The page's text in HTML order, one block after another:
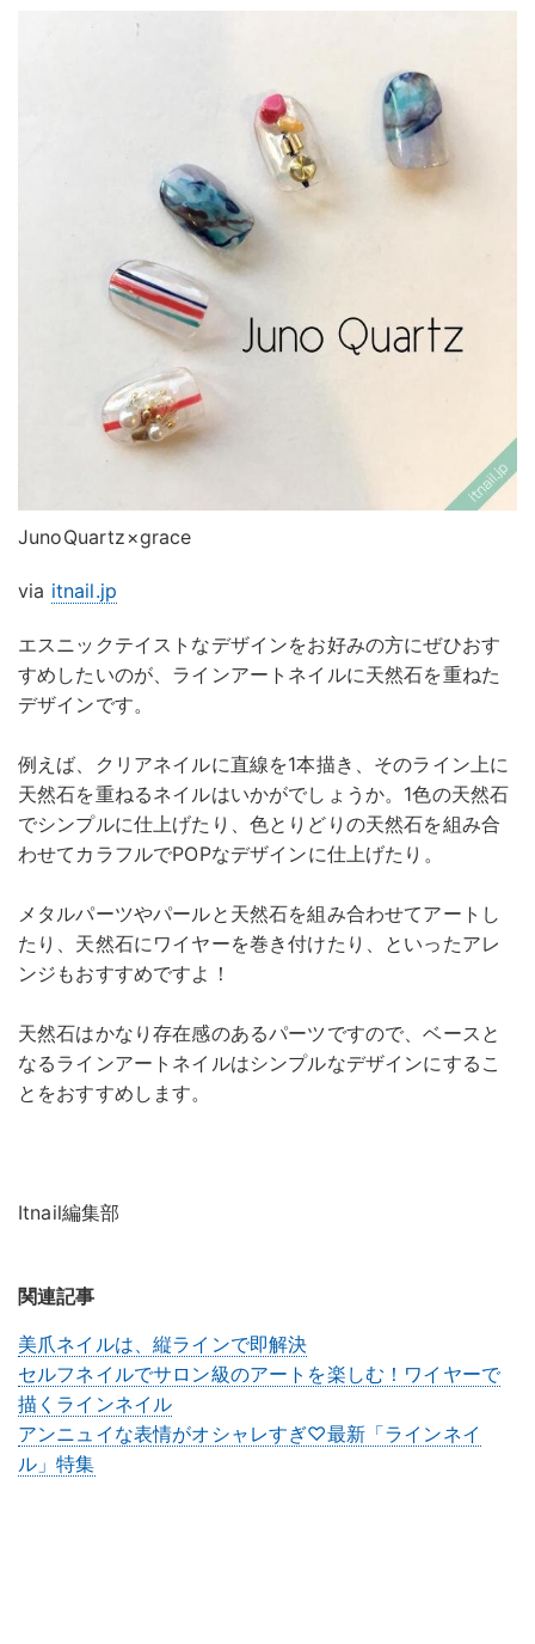
JunoQuartz×grace
via itnail.jp
エスニックテイストなデザインをお好みの方にぜひおす
すめしたいのが、ラインアートネイルに天然石を重ねた
デザインです。
例えば、クリアネイルに直線を1本描き、そのライン上に
天然石を重ねるネイルはいかがでしょうか。1色の天然石
でシンプルに仕上げたり、色とりどりの天然石を組み合
わせてカラフルでPOPなデザインに仕上げたり。
メタルパーツやパールと天然石を組み合わせてアートし
たり、天然石にワイヤーを巻き付けたり、といったアレ
ンジもおすすめですよ！
天然石はかなり存在感のあるパーツですので、ベースと
なるラインアートネイルはシンプルなデザインにするこ
とをおすすめします。
Itnail編集部
関連記事
美爪ネイルは、縦ラインで即解決
セルフネイルでサロン級のアートを楽しむ！ワイヤーで
描くラインネイル
アンニュイな表情がオシャレすぎ♡最新「ラインネイ
ル」特集